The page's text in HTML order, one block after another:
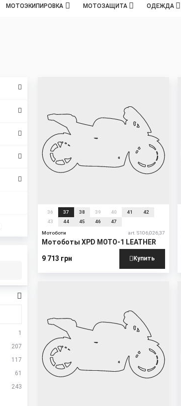
МОТОЭКИПИРОВКА МОТОЗАЩИТА ОДЕЖДА
36 37 38 39 40 41
42
43
44 45 46 47
Мотоботи art. S106,026,37
Мотоботы XPD MOTO-1 LEATHER
9 713 грн Купить
1
207
117
61
243